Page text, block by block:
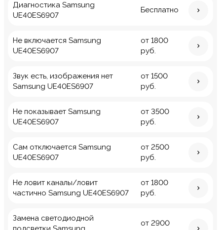
Диагностика Samsung
UE40ES6907
Бесплатно
Не включается Samsung
UE40ES6907
от 1800
руб.
Звук есть, изображения нет
Samsung UE40ES6907
от 1500
руб.
Не показывает Samsung
UE40ES6907
от 3500
руб.
Сам отключается Samsung
UE40ES6907
от 2500
руб.
Не ловит каналы/ловит
частично Samsung UE40ES6907
от 1800
руб.
Замена светодиодной
от 2900